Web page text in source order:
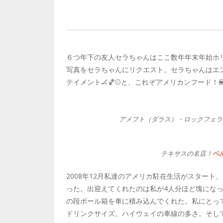
６つ年下の友人セラちゃんはここ数年年末年始
写真をセラちゃんにリクエスト。セラちゃんは
テイメント🏒🏀⚾️と、これぞアメリカンフード
アメフト（ダラス）・ロックフェ
テキサスの名店！ ベ
2008年12月私達のアメリカ駐在生活がスタート
った。出迎えてくれたのは私が4人分ほど塊にな
の段ボール箱を車に積み込んでくれた。私にと
ドリンクサイズ。ハイウェイの車線の多さ。そ